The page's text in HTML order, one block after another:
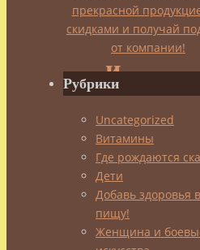
Польза
и
вред.
Все
прекрасно
знают,
прекрасной
скидками и получай
от компании!
Рубрики
Uncategorized
Витамины
Где рождаются
Дети
Добавь здоровья в
пищу!
Женщина и